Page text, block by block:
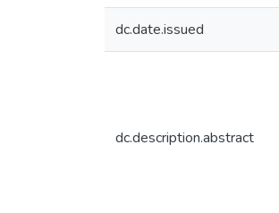
dc.date.issued
dc.description.abstract